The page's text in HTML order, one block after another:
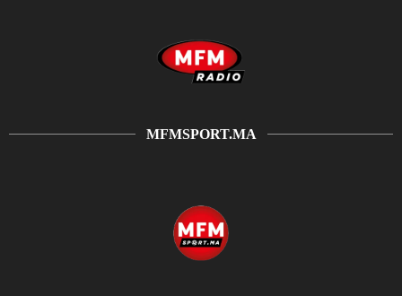
MFMSPORT.MA